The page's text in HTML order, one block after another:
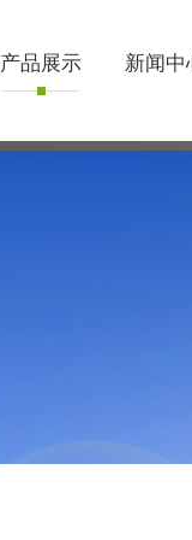
产品展示 新闻中